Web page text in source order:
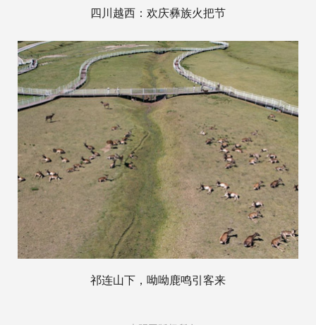
四川越西：欢庆彝族火把节
祁连山下，呦呦鹿鸣引客来